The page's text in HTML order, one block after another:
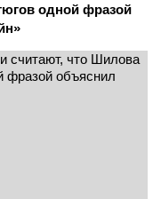
одной фразой